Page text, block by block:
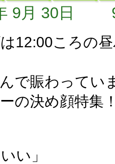
9月 30日
12:00ころの
で賑わってい
の決め顔特集
い」